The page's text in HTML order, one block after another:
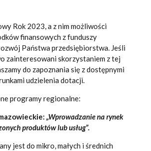
Rok 2023, a z nim możliwości
finansowych z funduszy
Państwa przedsiębiorstwa. Jeśli
zainteresowani skorzystaniem z tej
do zapoznania się z dostępnymi
udzielenia dotacji.
programy regionalne:
„Wprowadzanie na rynek
produktów lub usług”.
jest do mikro, małych i średnich